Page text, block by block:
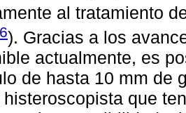
al tratamiento
). Gracias a los
actualmente, es
de hasta 10 mm de
histeroscopista que